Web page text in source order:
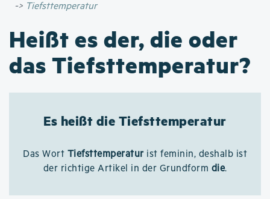
Tiefsttemperatur
Heißt es der, die oder
das Tiefsttemperatur?
Es heißt die Tiefsttemperatur
Das Wort Tiefsttemperatur ist feminin, deshalb ist
der richtige Artikel in der Grundform die.